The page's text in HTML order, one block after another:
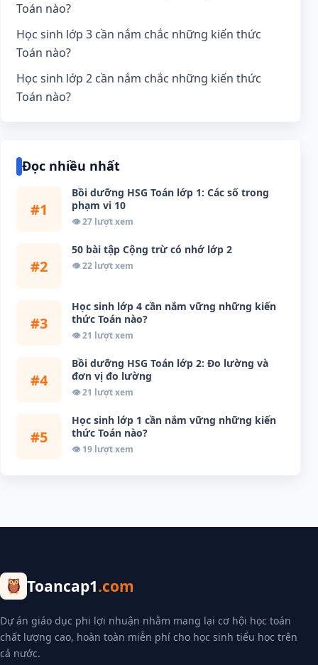
Toán nào?
Học sinh lớp 3 cần nắm chắc những kiến thức
Toán nào?
Học sinh lớp 2 cần nắm chắc những kiến thức
Toán nào?
Đọc nhiều nhất
#1
Bồi dưỡng HSG Toán lớp 1: Các số trong
phạm vi 10
👁 27 lượt xem
#2
50 bài tập Cộng trừ có nhớ lớp 2
👁 22 lượt xem
#3
Học sinh lớp 4 cần nắm vững những kiến
thức Toán nào?
👁 21 lượt xem
#4
Bồi dưỡng HSG Toán lớp 2: Đo lường và
đơn vị đo lường
👁 21 lượt xem
#5
Học sinh lớp 1 cần nắm vững những kiến
thức Toán nào?
👁 19 lượt xem
Toancap1.com
Dự án giáo dục phi lợi nhuận nhằm mang lại cơ hội học toán
chất lượng cao, hoàn toàn miễn phí cho học sinh tiểu học trên
cả nước.